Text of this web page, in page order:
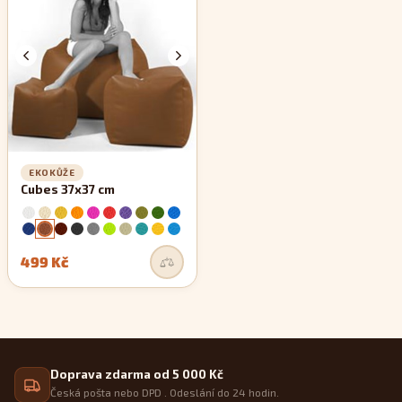
zachovávají si své rovné linie.
EKOKŮŽE
Cubes 37x37 cm
499 Kč
Doprava zdarma od 5 000 Kč
Česká pošta nebo DPD . Odeslání do 24 hodin.